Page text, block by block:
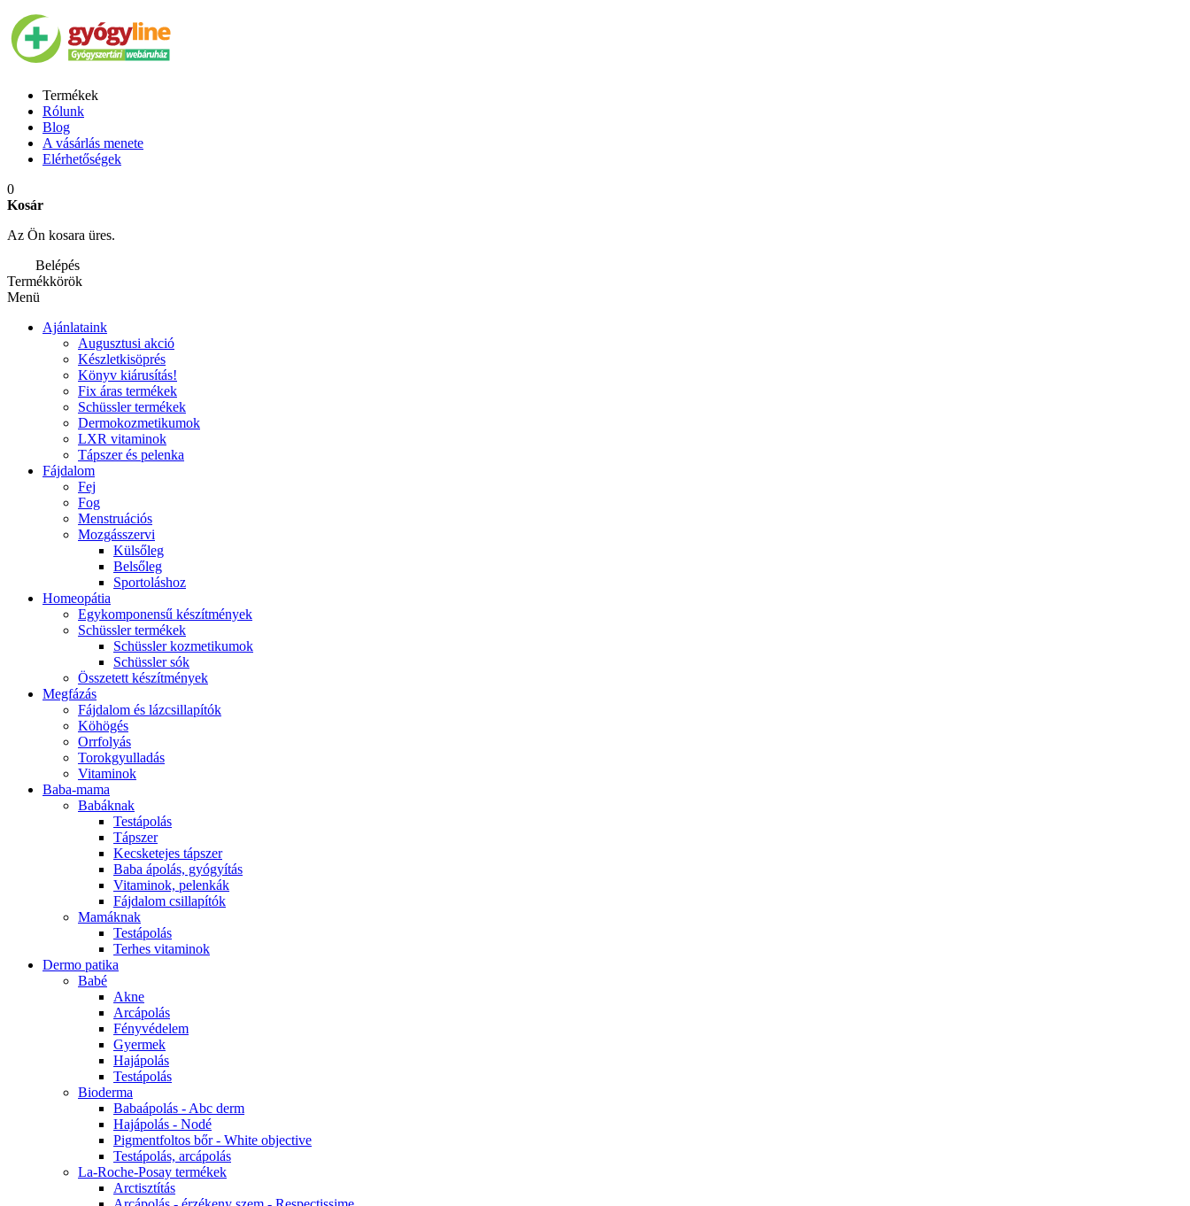
Termékek
Rólunk
Blog
A vásárlás menete
Elérhetőségek
0
Kosár
Az Ön kosara üres.
Belépés
Termékkörök
Menü
Ajánlataink
Augusztusi akció
Készletkisöprés
Könyv kiárusítás!
Fix áras termékek
Schüssler termékek
Dermokozmetikumok
LXR vitaminok
Tápszer és pelenka
Fájdalom
Fej
Fog
Menstruációs
Mozgásszervi
Külsőleg
Belsőleg
Sportoláshoz
Homeopátia
Egykomponensű készítmények
Schüssler termékek
Schüssler kozmetikumok
Schüssler sók
Összetett készítmények
Megfázás
Fájdalom és lázcsillapítók
Köhögés
Orrfolyás
Torokgyulladás
Vitaminok
Baba-mama
Babáknak
Testápolás
Tápszer
Kecsketejes tápszer
Baba ápolás, gyógyítás
Vitaminok, pelenkák
Fájdalom csillapítók
Mamáknak
Testápolás
Terhes vitaminok
Dermo patika
Babé
Akne
Arcápolás
Fényvédelem
Gyermek
Hajápolás
Testápolás
Bioderma
Babaápolás - Abc derm
Hajápolás - Nodé
Pigmentfoltos bőr - White objective
Testápolás, arcápolás
La-Roche-Posay termékek
Arctisztítás